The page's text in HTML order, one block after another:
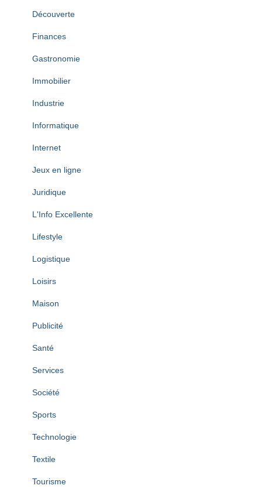
Découverte
Finances
Gastronomie
Immobilier
Industrie
Informatique
Internet
Jeux en ligne
Juridique
L'Info Excellente
Lifestyle
Logistique
Loisirs
Maison
Publicité
Santé
Services
Société
Sports
Technologie
Textile
Tourisme